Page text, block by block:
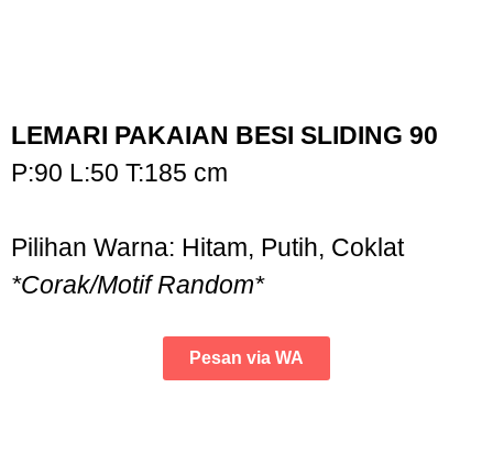
LEMARI PAKAIAN BESI SLIDING 90
P:90 L:50 T:185 cm
Pilihan Warna: Hitam, Putih, Coklat
*Corak/Motif Random*
Pesan via WA